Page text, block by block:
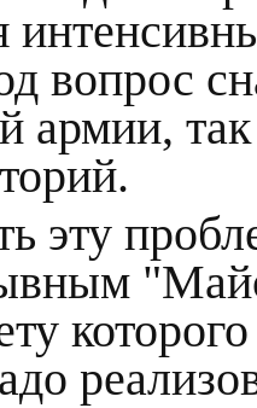
вопрос
армии,
эту